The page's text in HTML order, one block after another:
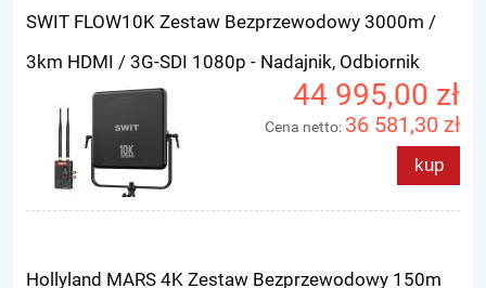
SWIT FLOW10K Zestaw Bezprzewodowy 3000m /
3km HDMI / 3G-SDI 1080p - Nadajnik, Odbiornik
44 995,00 zł
Cena netto: 36 581,30 zł
kup
Hollyland MARS 4K Zestaw Bezprzewodowy 150m